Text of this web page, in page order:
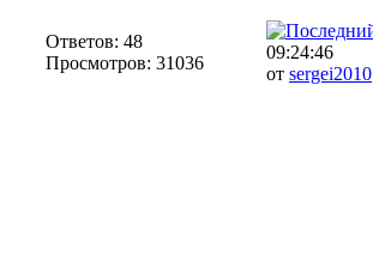
Ответов: 48
Просмотров: 31036
09:24:46
от sergei2010